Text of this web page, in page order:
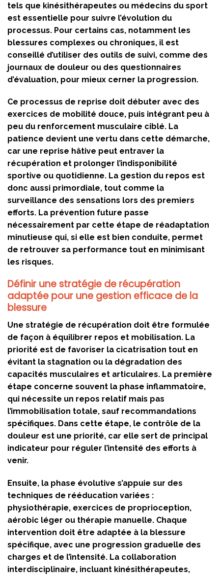
tels que kinésithérapeutes ou médecins du sport
est essentielle pour suivre l’évolution du
processus. Pour certains cas, notamment les
blessures complexes ou chroniques, il est
conseillé d’utiliser des outils de suivi, comme des
journaux de douleur ou des questionnaires
d’évaluation, pour mieux cerner la progression.
Ce processus de reprise doit débuter avec des
exercices de mobilité douce, puis intégrant peu à
peu du renforcement musculaire ciblé. La
patience devient une vertu dans cette démarche,
car une reprise hâtive peut entraver la
récupération et prolonger l’indisponibilité
sportive ou quotidienne. La gestion du repos est
donc aussi primordiale, tout comme la
surveillance des sensations lors des premiers
efforts. La prévention future passe
nécessairement par cette étape de réadaptation
minutieuse qui, si elle est bien conduite, permet
de retrouver sa performance tout en minimisant
les risques.
Définir une stratégie de récupération
adaptée pour une gestion efficace de la
blessure
Une stratégie de récupération doit être formulée
de façon à équilibrer repos et mobilisation. La
priorité est de favoriser la cicatrisation tout en
évitant la stagnation ou la dégradation des
capacités musculaires et articulaires. La première
étape concerne souvent la phase inflammatoire,
qui nécessite un repos relatif mais pas
l’immobilisation totale, sauf recommandations
spécifiques. Dans cette étape, le contrôle de la
douleur est une priorité, car elle sert de principal
indicateur pour réguler l’intensité des efforts à
venir.
Ensuite, la phase évolutive s’appuie sur des
techniques de rééducation variées :
physiothérapie, exercices de proprioception,
aérobic léger ou thérapie manuelle. Chaque
intervention doit être adaptée à la blessure
spécifique, avec une progression graduelle des
charges et de l’intensité. La collaboration
interdisciplinaire, incluant kinésithérapeutes,